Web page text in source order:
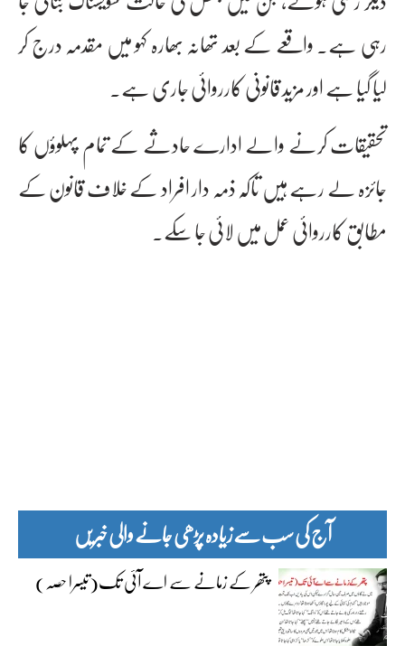
رہی ہے۔ واقعے کے بعد تھانہ بھارہ کہو میں مقدمہ درج کر
لیا گیا ہے اور مزید قانونی کارروائی جاری ہے۔
تحقیقات کرنے والے ادارے حادثے کے تمام پہلوؤں کا
جائزہ لے رہے ہیں تاکہ ذمہ دار افراد کے خلاف قانون کے
مطابق کارروائی عمل میں لائی جا سکے۔
آج کی سب سے زیادہ پڑھی جانے والی خبریں
پتھر کے زمانے سے اے آئی تک(تیسرا حصہ)